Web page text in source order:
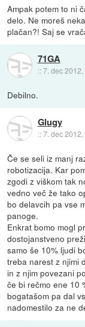
Ampak potem to ni
delo. Ne moreš
plačan?! Saj se
71GA
::7. dec 2012,
Debilno.
Glugy
::7. dec
Če se seli iz manj
robotizacija. Kar
zgodi z viškom tak
vedno več že tako
bo delavcih pa vse
panoge.
Enkrat bomo mogl
dostojanstveno
samo še 10% ljudi
treba narest z njimi
in z njim povezani
če bi rečmo ene 10
bogatašom pa dal
nadomestilo za ne